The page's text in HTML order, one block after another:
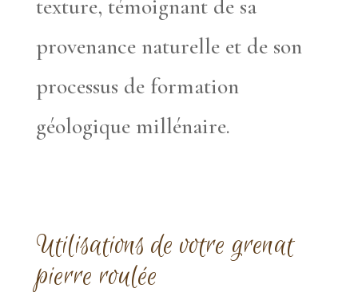
texture, témoignant de sa
provenance naturelle et de son
processus de formation
géologique millénaire.
Utilisations de votre grenat
pierre roulée